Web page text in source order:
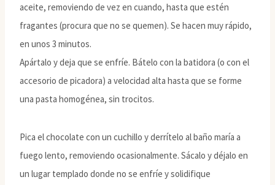
aceite, removiendo de vez en cuando, hasta que estén
fragantes (procura que no se quemen). Se hacen muy rápido,
en unos 3 minutos.
Apártalo y deja que se enfríe. Bátelo con la batidora (o con el
accesorio de picadora) a velocidad alta hasta que se forme
una pasta homogénea, sin trocitos.
Pica el chocolate con un cuchillo y derrítelo al baño maría a
fuego lento, removiendo ocasionalmente. Sácalo y déjalo en
un lugar templado donde no se enfríe y solidifique